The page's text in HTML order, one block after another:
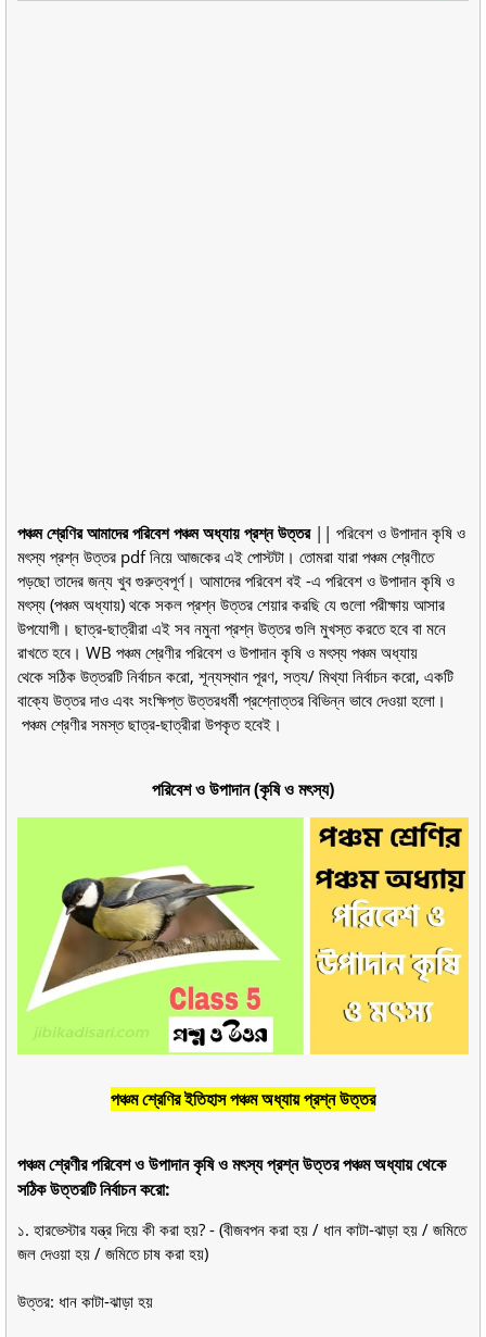
পঞ্চম শ্রেণির আমাদের পরিবেশ পঞ্চম অধ্যায় প্রশ্ন উত্তর|| পরিবেশ ও উপাদান কৃষি ও
মৎস্য প্রশ্ন উত্তর pdf নিয়ে আজকের এই পোস্টটা। তোমরা যারা পঞ্চম শ্রেণীতে
পড়ছো তাদের জন্য খুব গুরুত্বপূর্ণ। আমাদের পরিবেশ বই -এ পরিবেশ ও উপাদান কৃষি ও
মৎস্য (পঞ্চম অধ্যায়) থকে সকল প্রশ্ন উত্তর শেয়ার করছি যে গুলো পরীক্ষায় আসার
উপযোগী। ছাত্র-ছাত্রীরা এই সব নমুনা প্রশ্ন উত্তর গুলি মুখস্ত করতে হবে বা মনে
রাখতে হবে। WB পঞ্চম শ্রেণীর পরিবেশ ও উপাদান কৃষি ও মৎস্য পঞ্চম অধ্যায়
থেকে সঠিক উত্তরটি নির্বাচন করো, শূন্যস্থান পূরণ, সত্য/ মিথ্যা নির্বাচন করো, একটি
বাক্যে উত্তর দাও এবং সংক্ষিপ্ত উত্তরধর্মী প্রশ্নোত্তর বিভিন্ন ভাবে দেওয়া হলো।
পঞ্চম শ্রেণীর সমস্ত ছাত্র-ছাত্রীরা উপকৃত হবেই।
পরিবেশ ও উপাদান (কৃষি ও মৎস্য)
পঞ্চম শ্রেণির ইতিহাস পঞ্চম অধ্যায় প্রশ্ন উত্তর
পঞ্চম শ্রেণীর পরিবেশ ও উপাদান কৃষি ও মৎস্য প্রশ্ন উত্তর পঞ্চম অধ্যায় থেকে
সঠিক উত্তরটি নির্বাচন করো:
১. হারভেস্টার যন্ত্র দিয়ে কী করা হয়? - (বীজবপন করা হয় / ধান কাটা-ঝাড়া হয় / জমিতে
জল দেওয়া হয় / জমিতে চাষ করা হয়)
উত্তর: ধান কাটা-ঝাড়া হয়